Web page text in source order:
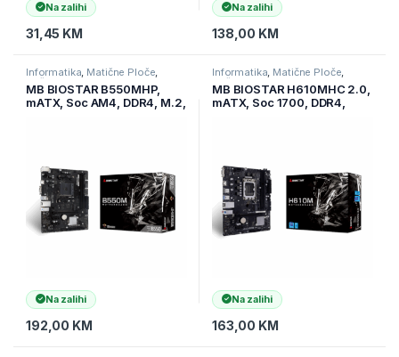
Na zalihi
31,45 KM
Na zalihi
138,00 KM
Informatika, Matične Ploče,
Računarske Komponente
MB BIOSTAR B550MHP,
mATX, Soc AM4, DDR4, M.2,
Na zalihi
192,00 KM
Informatika, Matične Ploče,
Računarske Komponente
MB BIOSTAR H610MHC 2.0,
mATX, Soc 1700, DDR4,
Na zalihi
163,00 KM